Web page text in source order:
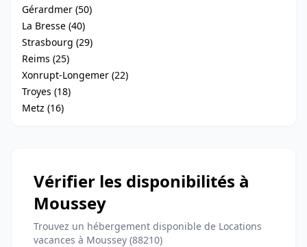
Gérardmer (50)
La Bresse (40)
Strasbourg (29)
Reims (25)
Xonrupt-Longemer (22)
Troyes (18)
Metz (16)
Vérifier les disponibilités à
Moussey
Trouvez un hébergement disponible de Locations
vacances à Moussey (88210)